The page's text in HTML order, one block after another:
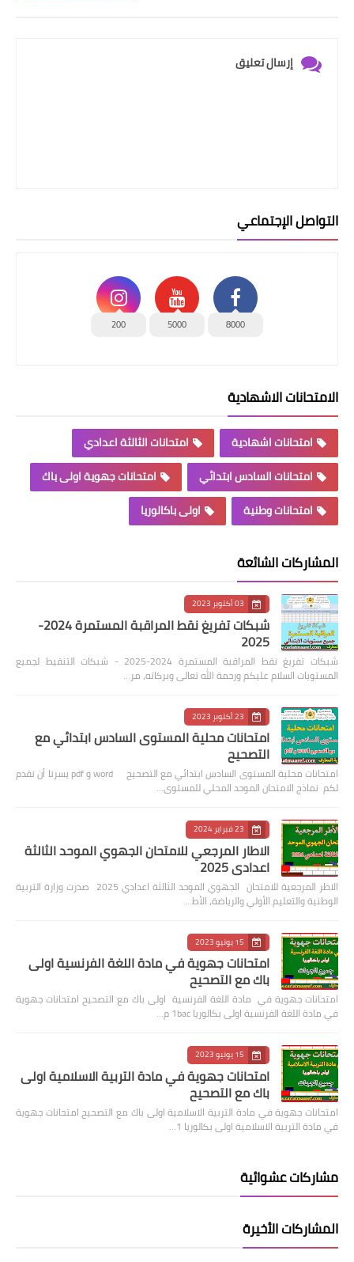
إرسال تعليق
التواصل الإجتماعي
8000
5000
200
الامتحانات الاشهادية
امتحانات اشهادية
امتحانات الثالثة اعدادي
امتحانات السادس ابتدائي
امتحانات جهوية اولى باك
امتحانات وطنية
اولى باكالوريا
المشاركات الشائعة
03 أكتوبر 2023
شبكات تفريغ نقط المراقبة المستمرة 2024-
2025
شبكات تفريغ نقط المراقبة المستمرة 2024-2025 - شبكات التنقيط لجميع
المستويات السلام عليكم ورحمة الله تعالى وبركاته، مر…
23 أكتوبر 2023
امتحانات محلية المستوى السادس ابتدائي مع
التصحيح
امتحانات محلية المستوى السادس ابتدائي مع التصحيح word و pdf يسرنا أن نقدم
لكم نماذج الامتحان الموحد المحلي للمستوى…
23 فبراير 2024
الاطار المرجعي للامتحان الجهوي الموحد الثالثة
اعدادي 2025
الاطر المرجعية للامتحان الجهوي الموحد الثالثة اعدادي 2025 صدرت وزارة التربية
الوطنية والتعليم الأولي والرياضة، الأط…
15 يونيو 2023
امتحانات جهوية في مادة اللغة الفرنسية اولى
باك مع التصحيح
امتحانات جهوية في مادة اللغة الفرنسية اولى باك مع التصحيح امتحانات جهوية
في مادة اللغة الفرنسية اولى بكالوريا 1bac م…
15 يونيو 2023
امتحانات جهوية في مادة التربية الاسلامية اولى
باك مع التصحيح
امتحانات جهوية في مادة التربية الاسلامية اولى باك مع التصحيح امتحانات جهوية
في مادة التربية الاسلامية اولى بكالوريا 1…
مشاركات عشوائية
المشاركات الأخيرة